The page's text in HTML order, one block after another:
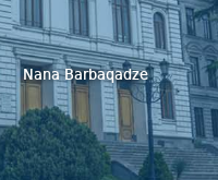
Nana Barbaqadze